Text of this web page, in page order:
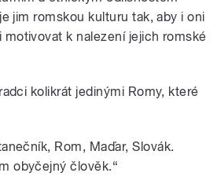
jim romskou kulturu tak, aby i oni
k nalezení jejich romské
kolikrát jedinými Romy, které
Rom, Maďar, Slovák.
obyčejný člověk.“